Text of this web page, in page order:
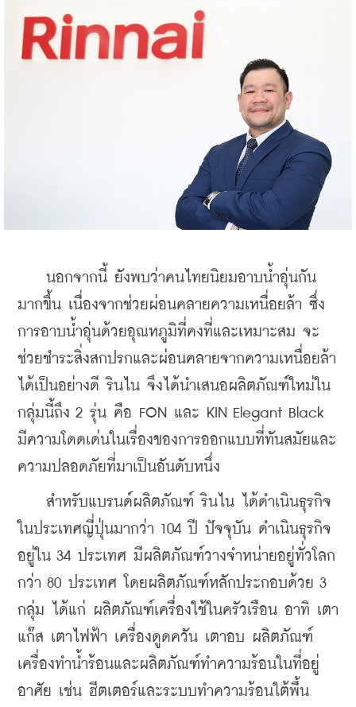
นอกจากนี้ ยังพบว่าคนไทยนิยมอาบน้ำอุ่นกัน
มากขึ้น เนื่องจากช่วยผ่อนคลายความเหนื่อยล้า ซึ่ง
การอาบน้ำอุ่นด้วยอุณหภูมิที่คงที่และเหมาะสม จะ
ช่วยชำระสิ่งสกปรกและผ่อนคลายจากความเหนื่อยล้า
ได้เป็นอย่างดี รินไน จึงได้นำเสนอผลิตภัณฑ์ใหม่ใน
กลุ่มนี้ถึง 2 รุ่น คือ FON และ KIN Elegant Black
มีความโดดเด่นในเรื่องของการออกแบบที่ทันสมัยและ
ความปลอดภัยที่มาเป็นอันดับหนึ่ง
สำหรับแบรนด์ผลิตภัณฑ์ รินไน ได้ดำเนินธุรกิจ
ในประเทศญี่ปุ่นมากว่า 104 ปี ปัจจุบัน ดำเนินธุรกิจ
อยู่ใน 34 ประเทศ มีผลิตภัณฑ์วางจำหน่ายอยู่ทั่วโลก
กว่า 80 ประเทศ โดยผลิตภัณฑ์หลักประกอบด้วย 3
กลุ่ม ได้แก่ ผลิตภัณฑ์เครื่องใช้ในครัวเรือน อาทิ เตา
แก๊ส เตาไฟฟ้า เครื่องดูดควัน เตาอบ ผลิตภัณฑ์
เครื่องทำน้ำร้อนและผลิตภัณฑ์ทำความร้อนในที่อยู่
อาศัย เช่น ฮีตเตอร์และระบบทำความร้อนใต้พื้น